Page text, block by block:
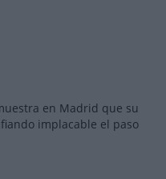
en Madrid que su
implacable el paso